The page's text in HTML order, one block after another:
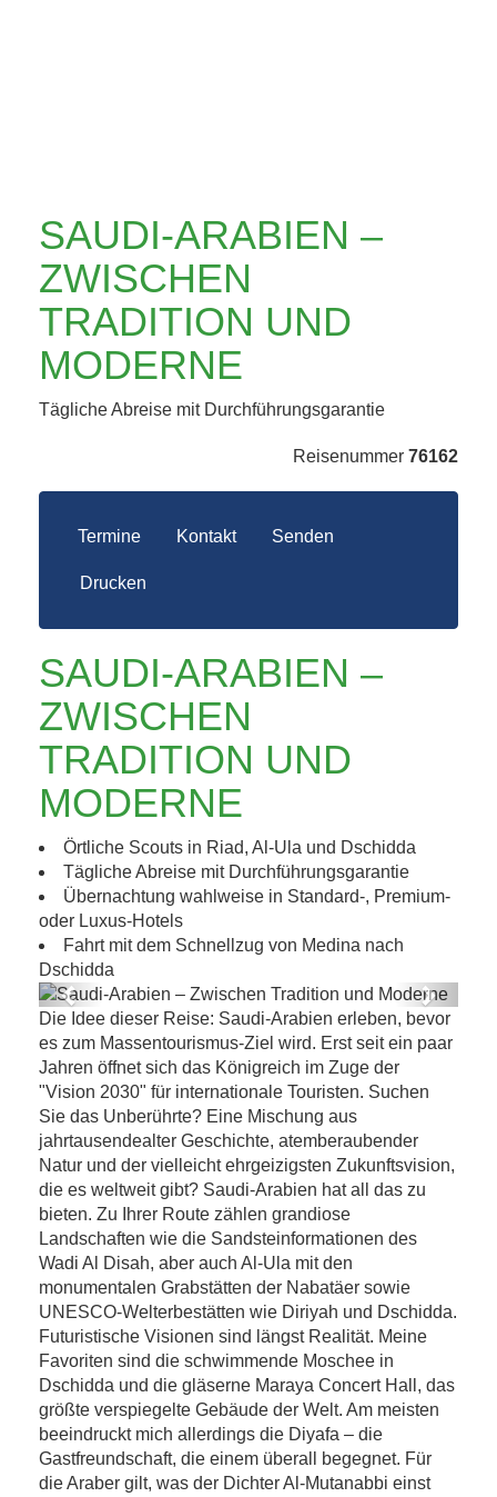
SAUDI-ARABIEN –
ZWISCHEN
TRADITION UND
MODERNE
Tägliche Abreise mit Durchführungsgarantie
Reisenummer 76162
Termine Kontakt Senden
Drucken
SAUDI-ARABIEN –
ZWISCHEN
TRADITION UND
MODERNE
Örtliche Scouts in Riad, Al-Ula und Dschidda
Tägliche Abreise mit Durchführungsgarantie
Übernachtung wahlweise in Standard-, Premium-
oder Luxus-Hotels
Fahrt mit dem Schnellzug von Medina nach
Dschidda
Saudi-Arabien – Zwischen Tradition und
Moderne
Previous Next
Die Idee dieser Reise: Saudi-Arabien erleben, bevor
es zum Massentourismus-Ziel wird. Erst seit ein paar
Jahren öffnet sich das Königreich im Zuge der
"Vision 2030" für internationale Touristen. Suchen
Sie das Unberührte? Eine Mischung aus
jahrtausendealter Geschichte, atemberaubender
Natur und der vielleicht ehrgeizigsten Zukunftsvision,
die es weltweit gibt? Saudi-Arabien hat all das zu
bieten. Zu Ihrer Route zählen grandiose
Landschaften wie die Sandsteinformationen des
Wadi Al Disah, aber auch Al-Ula mit den
monumentalen Grabstätten der Nabatäer sowie
UNESCO-Welterbestätten wie Diriyah und Dschidda.
Futuristische Visionen sind längst Realität. Meine
Favoriten sind die schwimmende Moschee in
Dschidda und die gläserne Maraya Concert Hall, das
größte verspiegelte Gebäude der Welt. Am meisten
beeindruckt mich allerdings die Diyafa – die
Gastfreundschaft, die einem überall begegnet. Für
die Araber gilt, was der Dichter Al-Mutanabbi einst